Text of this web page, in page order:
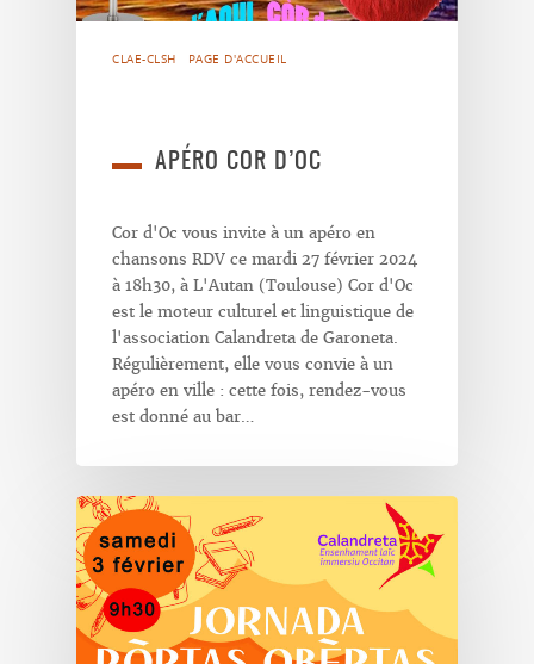
CLAE-CLSH PAGE D'ACCUEIL
APÉRO COR D’OC
Cor d'Oc vous invite à un apéro en
chansons RDV ce mardi 27 février 2024
à 18h30, à L'Autan (Toulouse) Cor d'Oc
est le moteur culturel et linguistique de
l'association Calandreta de Garoneta.
Régulièrement, elle vous convie à un
apéro en ville : cette fois, rendez-vous
est donné au bar…